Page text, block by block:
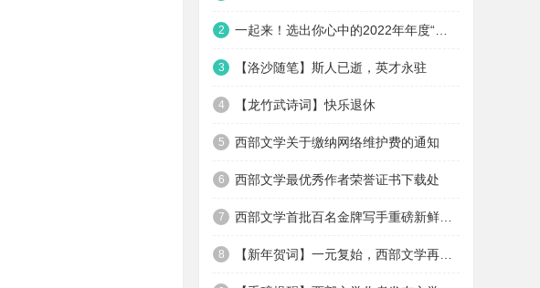
2
3 【洛沙随笔】斯人已逝，英才永驻
4 【龙竹武诗词】快乐退休
5 西部文学关于缴纳网络维护费的通知
6 西部文学最优秀作者荣誉证书下载处
7
8